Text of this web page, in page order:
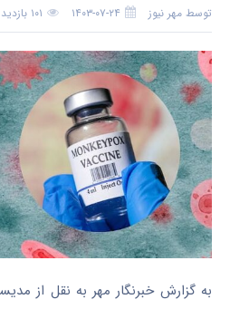
توسط مهر نیوز ۱۴۰۳-۰۷-۲۴ ۱۰۱ بازدید
به گزارش خبرنگار مهر به نقل از